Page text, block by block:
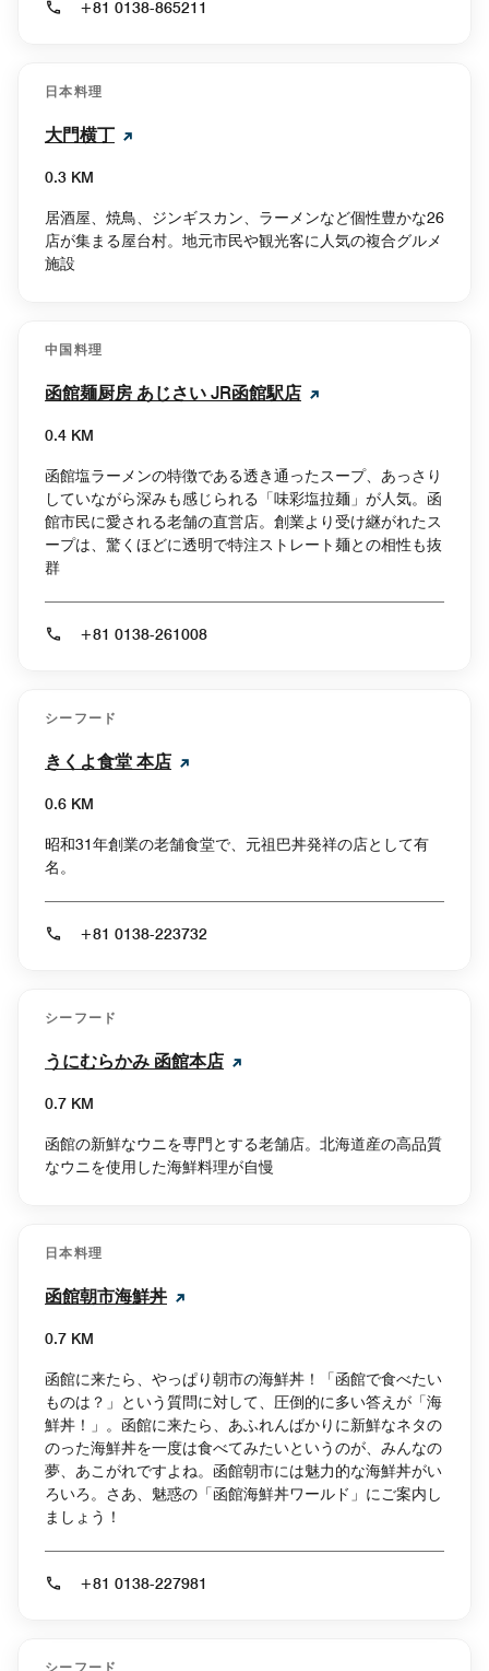
+81 0138-865211
日本料理
大門横丁
0.3 KM
居酒屋、焼鳥、ジンギスカン、ラーメンなど個性豊かな26
店が集まる屋台村。地元市民や観光客に人気の複合グルメ
施設
中国料理
函館麺厨房 あじさい JR函館駅店
0.4 KM
函館塩ラーメンの特徴である透き通ったスープ、あっさり
していながら深みも感じられる「味彩塩拉麺」が人気。函
館市民に愛される老舗の直営店。創業より受け継がれたス
ープは、驚くほどに透明で特注ストレート麺との相性も抜
群
+81 0138-261008
シーフード
きくよ食堂 本店
0.6 KM
昭和31年創業の老舗食堂で、元祖巴丼発祥の店として有
名。
+81 0138-223732
シーフード
うにむらかみ 函館本店
0.7 KM
函館の新鮮なウニを専門とする老舗店。北海道産の高品質
なウニを使用した海鮮料理が自慢
日本料理
函館朝市海鮮丼
0.7 KM
函館に来たら、やっぱり朝市の海鮮丼！「函館で食べたい
ものは？」という質問に対して、圧倒的に多い答えが「海
鮮丼！」。函館に来たら、あふれんばかりに新鮮なネタの
のった海鮮丼を一度は食べてみたいというのが、みんなの
夢、あこがれですよね。函館朝市には魅力的な海鮮丼がい
ろいろ。さあ、魅惑の「函館海鮮丼ワールド」にご案内し
ましょう！
+81 0138-227981
シーフード